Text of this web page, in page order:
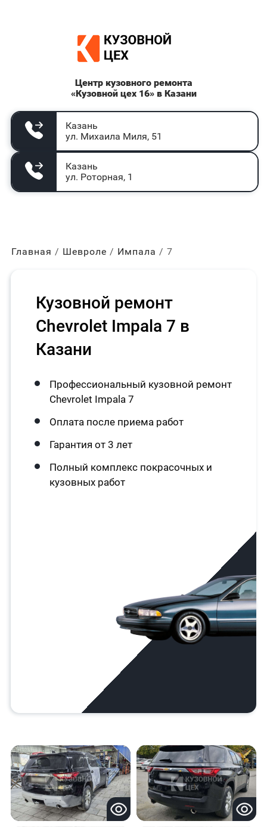
Центр кузовного ремонта
«Кузовной цех 16» в Казани
Казань
ул. Михаила Миля, 51
Казань
ул. Роторная, 1
Главная Шевроле Импала 7
Кузовной ремонт
Chevrolet Impala 7 в
Казани
Профессиональный кузовной ремонт
Chevrolet Impala 7
Оплата после приема работ
Гарантия от 3 лет
Полный комплекс покрасочных и
кузовных работ